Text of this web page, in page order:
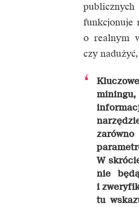
publicznych
funkcjonuje
o realnym
czy
W
nie
i
tu